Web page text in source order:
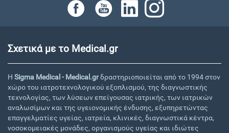
Σχετικά με το Medical.gr
Η Sigma Medical - Medical.grδραστηριοποιείται από το 1994 στον
χώρο του ιατροτεχνολογικού εξοπλισμού, της διαγνωστικής
τεχνολογίας, των λύσεων επείγουσας ιατρικής, των ιατρικών
αναλωσίμων και της υγειονομικής ένδυσης, εξυπηρετώντας
επαγγελματίες υγείας, ιατρεία, κλινικές, διαγνωστικά κέντρα,
νοσοκομειακές μονάδες, οργανισμούς υγείας και ιδιώτες